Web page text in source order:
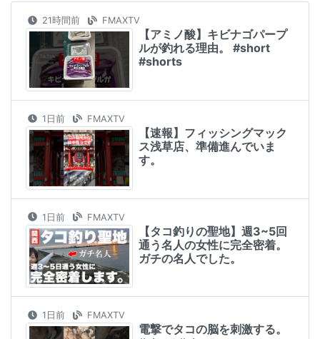
21時間前 FMAXTV
【アミノ酸】キビナゴパープ
ルが釣れる理由。 #short
#shorts
1日前 FMAXTV
【速報】フィッシングマック
ス浅草店、準備進んでいま
す。
1日前 FMAXTV
【タコ釣りの聖地】週3~5回
通う名人の女性に完全密着。
ガチの名人でした。
1日前 FMAXTV
電撃でタコの脳を刺激する。